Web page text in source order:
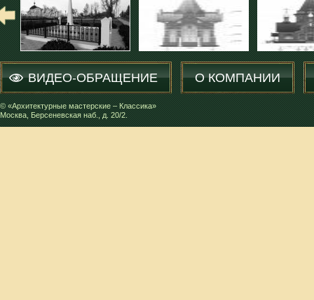
ВИДЕО-ОБРАЩЕНИЕ О КОМПАНИИ
© «Архитектурные мастерские – Классика»
Москва, Берсеневская наб., д. 20/2.